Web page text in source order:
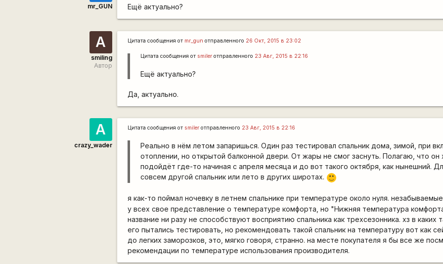
mr_GUN Ещё актуально?
А
smiling
Автор
Цитата сообщения от mr_gun отправленного 26 Окт, 2015 в 23:02
Цитата сообщения от smiler отправленного 23 Авг, 2015 в 22:16
Ещё актуально?
Да, актуально.
А
crazy_wader
Цитата сообщения от smiler отправленного 23 Авг, 2015 в 22:16
Реально в нём летом запаришься. Один раз тестировал спальник дома, зимой, при
отоплении, но открытой балконной двери. От жары не смог заснуть. Полагаю, что он
подойдёт где-то начиная с апреля месяца и до вот такого октября, как нынешний.
совсем другой спальник или лето в других широтах.
:)
я как-то поймал ночевку в летнем спальнике при температуре около нуля.
у всех свое представление о температуре комфорта, но "Нижняя температура
название ни разу не способствуют восприятию спальника как трехсезонника. хз в каких
его пытались тестировать, но рекомендовать такой спальник на температуру вот как
до легких заморозков, это, мягко говоря, странно. на месте покупателя я бы все же
рекомендации по температуре использования производителя.